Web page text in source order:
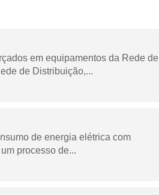
em equipamentos da Rede de
de Distribuição,...
de energia elétrica com
processo de...